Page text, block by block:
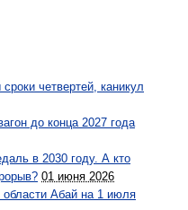
четвертей, каникул
до конца 2027 года
в 2030 году. А кто
01 июня 2026
области Абай на 1 июля